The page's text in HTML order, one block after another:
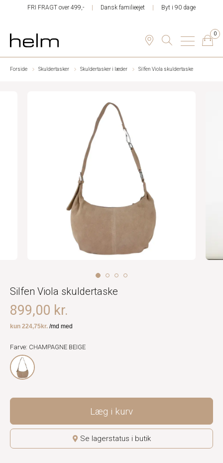
FRI FRAGT over 499,- Dansk familieejet Byt i 90 dage
0
Forside Skuldertasker Skuldertasker i læder Silfen Viola skuldertaske
Silfen Viola skuldertaske
899,00 kr.
Farve: CHAMPAGNE BEIGE
Læg i kurv
Se lagerstatus i butik